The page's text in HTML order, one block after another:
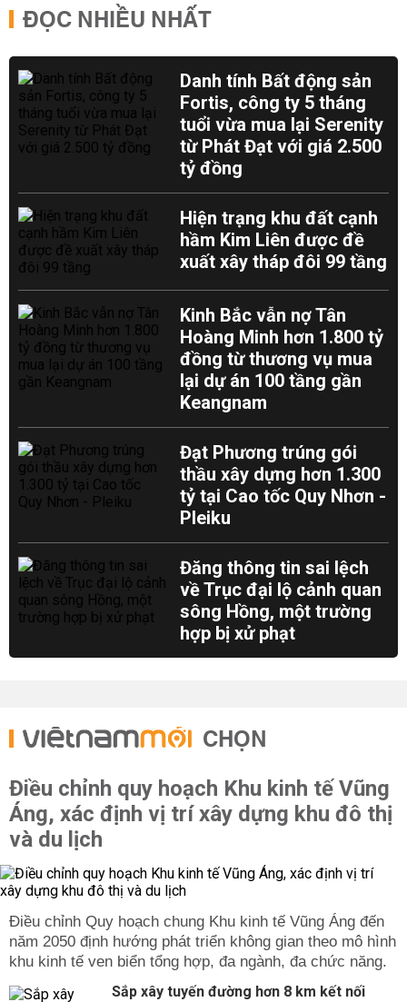
ĐỌC NHIỀU NHẤT
Danh tính Bất động sản
Fortis, công ty 5 tháng
tuổi vừa mua lại Serenity
từ Phát Đạt với giá 2.500
tỷ đồng
Hiện trạng khu đất cạnh
hầm Kim Liên được đề
xuất xây tháp đôi 99 tầng
Kinh Bắc vẫn nợ Tân
Hoàng Minh hơn 1.800 tỷ
đồng từ thương vụ mua
lại dự án 100 tầng gần
Keangnam
Đạt Phương trúng gói
thầu xây dựng hơn 1.300
tỷ tại Cao tốc Quy Nhơn -
Pleiku
Đăng thông tin sai lệch
về Trục đại lộ cảnh quan
sông Hồng, một trường
hợp bị xử phạt
CHỌN
Điều chỉnh quy hoạch Khu kinh tế Vũng
Áng, xác định vị trí xây dựng khu đô thị
và du lịch
Điều chỉnh Quy hoạch chung Khu kinh tế Vũng Áng đến
năm 2050 định hướng phát triển không gian theo mô hình
khu kinh tế ven biển tổng hợp, đa ngành, đa chức năng.
Sắp xây tuyến đường hơn 8 km kết nối